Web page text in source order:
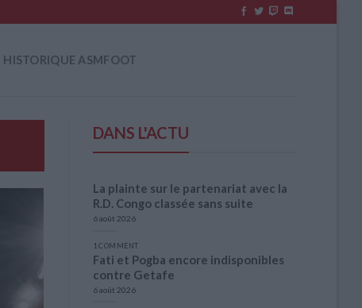
HISTORIQUE ASMFOOT
DANS L'ACTU
La plainte sur le partenariat avec la
R.D. Congo classée sans suite
6 août 2026
1 COMMENT
Fati et Pogba encore indisponibles
contre Getafe
6 août 2026